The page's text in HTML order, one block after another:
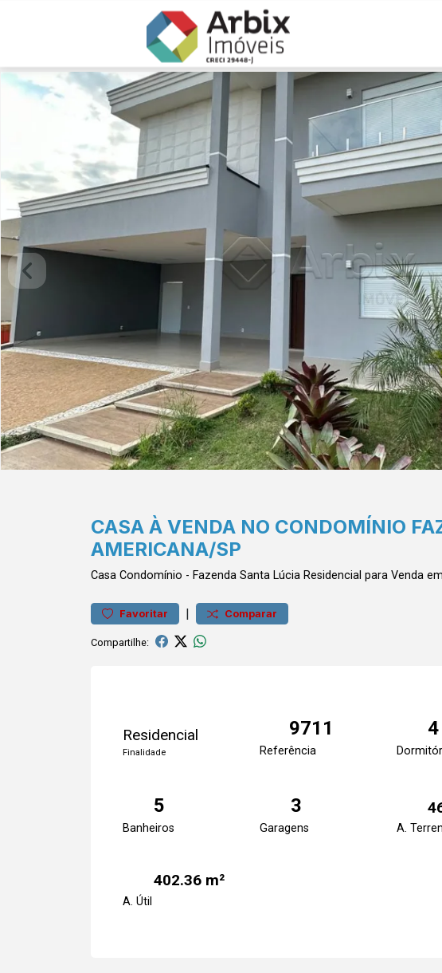
CASA À VENDA NO CONDOMÍNIO
AMERICANA/SP
Casa Condomínio - Fazenda Santa Lúcia Residencial para Venda
Favoritar | Comparar
Compartilhe:
Residencial
Finalidade
9711
Referência
4
5
Banheiros
3
Garagens A.
402.36 m²
A. Útil